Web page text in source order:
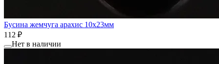
Бусина жемчуга арахис 10x23мм
112 ₽
Нет в наличии